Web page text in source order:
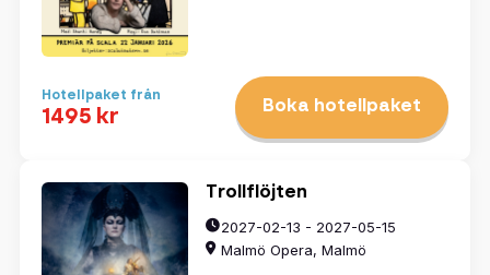
Hotellpaket från
1495 kr Boka hotellpaket
Trollflöjten
2027-02-13 - 2027-05-15
Malmö Opera, Malmö